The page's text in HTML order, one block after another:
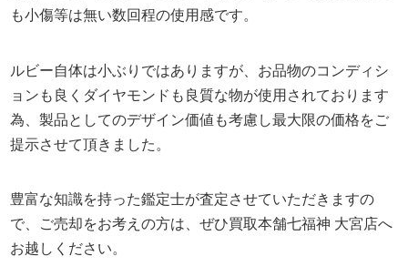
も小傷等は無い数回程の使用感です。
ルビー自体は小ぶりではありますが、お品物のコンディシ
ョンも良くダイヤモンドも良質な物が使用されております
為、製品としてのデザイン価値も考慮し最大限の価格をご
提示させて頂きました。
豊富な知識を持った鑑定士が査定させていただきますの
で、ご売却をお考えの方は、ぜひ買取本舗七福神 大宮店へ
お越しください。